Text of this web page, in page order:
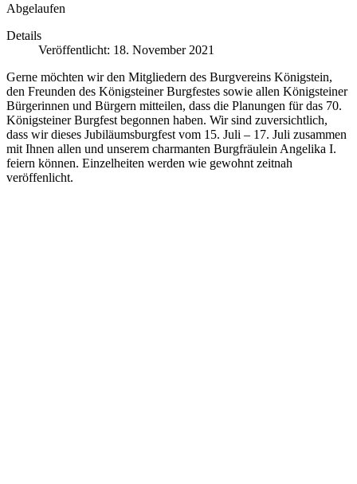
Abgelaufen
Details
Veröffentlicht: 18. November 2021
Gerne möchten wir den Mitgliedern des Burgvereins Königstein,
den Freunden des Königsteiner Burgfestes sowie allen Königsteiner
Bürgerinnen und Bürgern mitteilen, dass die Planungen für das 70.
Königsteiner Burgfest begonnen haben. Wir sind zuversichtlich,
dass wir dieses Jubiläumsburgfest vom 15. Juli – 17. Juli zusammen
mit Ihnen allen und unserem charmanten Burgfräulein Angelika I.
feiern können. Einzelheiten werden wie gewohnt zeitnah
veröffenlicht.